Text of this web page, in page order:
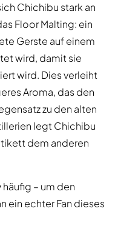
Chichibu stark an
Floor Malting: ein
Gerste auf einem
wird, damit sie
wird. Dies verleiht
Aroma, das den
zu den alten
legt Chichibu
dem anderen
– um den
ein echter Fan dieses